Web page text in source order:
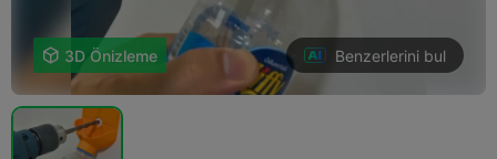
 3D Önizleme Benzerlerini bul